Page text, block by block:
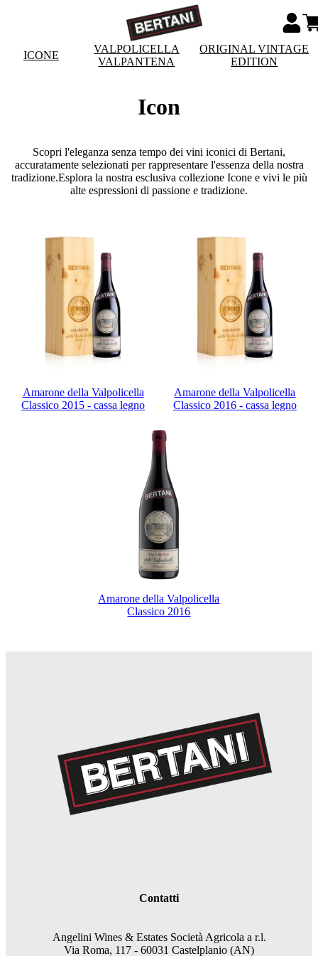
ICONE
VALPOLICELLA
VALPANTENA
ORIGINAL VINTAGE
EDITION
Icon
Scopri l'eleganza senza tempo dei vini iconici di Bertani,
accuratamente selezionati per rappresentare l'essenza della nostra
tradizione.Esplora la nostra esclusiva collezione Icone e vivi le più
alte espressioni di passione e tradizione.
Amarone della Valpolicella
Classico 2015 - cassa legno
Amarone della Valpolicella
Classico 2016 - cassa legno
Amarone della Valpolicella
Classico 2016
Contatti
Angelini Wines & Estates Società Agricola a r.l.
Via Roma, 117 - 60031 Castelplanio (AN)